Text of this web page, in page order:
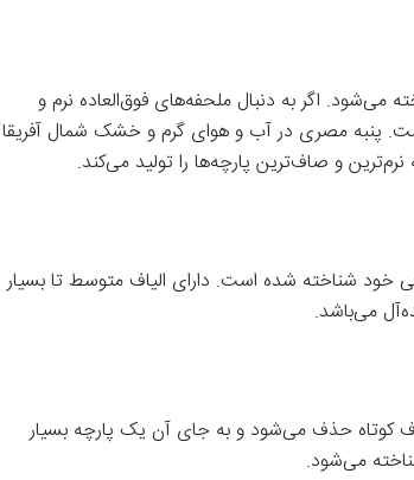
می‌شود. اگر به دنبال ملحفه‌های فوق‌العاده نرم و
پنبه مصری در آب و هوای گرم و خشک شمال آفریقا
و صاف‌ترین پارچه‌ها را تولید می‌کند.
خود شناخته شده است. دارای الیاف متوسط تا بسیار
می‌باشد.
کوتاه حذف می‌شود و به جای آن یک پارچه بسیار
می‌شود.